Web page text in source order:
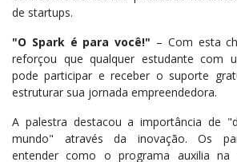
de startups.
"O Spark é para você!" – Com esta
reforçou que qualquer estudante com
pode participar e receber o suporte
estruturar sua jornada empreendedora.
A palestra destacou a importância de
mundo" através da inovação. Os
entender como o programa auxilia na